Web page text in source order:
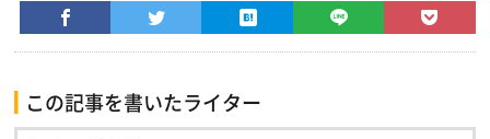
この記事を書いたライター